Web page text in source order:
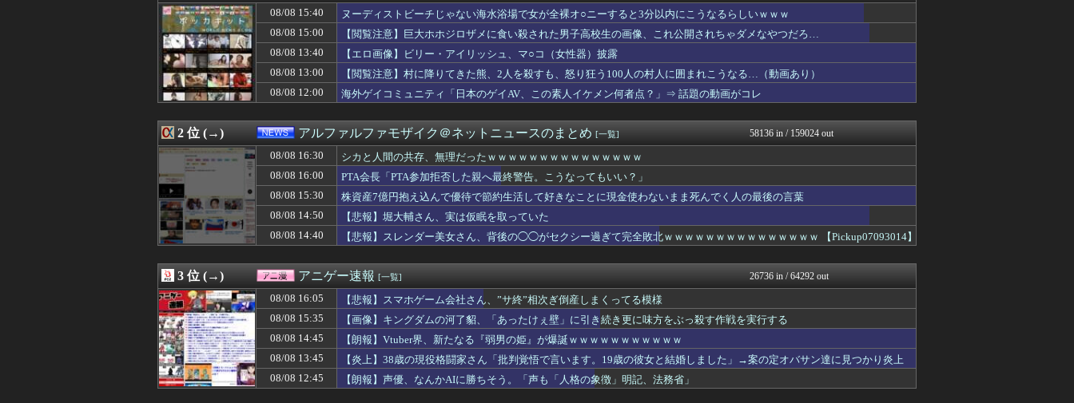
08/08 16:12
嫁の手作りのベビー用品を父が他人にプレゼント。許可を出した俺は嫁から非難轟轟で...
浮気ちゃんねる
08/08 16:11
外国人「東京で謎の動物を見たんだけどコイツの正体分かる？」
海外の万国反応記＠海外の反...
08/08 16:10
【ウマ娘】「もう来週」 なんで今回のLOHこんな早いの
ウマ娘うまぴょい速報
08/08 16:10
【急増】「外国人受け入れ反対」56.3％に わずか2年で20.7ポイント増、東...
08/08 16:10
映画『8番出口』が金曜ロードショーで地上波初放送決定！！8月28日！！
デジタルニューススレッド
08/08 16:10
【画像】美人レースクイーンの透け透けぽっちゃり腹、ヌケる
まとめ芸能＠美女画像まとめ...
08/08 16:10
【画像】女子さん、ヌードデッサンでチ〇コをガン見してしまうｗｗｗwｗｗｗｗｗｗ...
なんJミュージアム
08/08 16:10
左翼市民団体、広島では通用せず「人殺しの汚い足で広島の土を踏むな！」→広島県民...
おーるじゃんる
08/08 16:09
【熊本地震】避難者の食生活、改善急務＝調理できず「パン飽き飽き」―断水なお３万...
資格ちゃんねる
08/08 16:09
【最高】宝鐘マリンの活動3周年を記念した伝説の歌謡祭！多数の豪華ゲスト出演や新...
08/08 16:09
【速報】紫咲シオン
トレンドの通り道
08/08 16:09
ショートスリーパー堀大輔、「寝たほうがいいのでは？のコメントにブチギレ
08/08 16:09
中2男子、野球部の練習中に頭部を強打しCT検査→70代医師「問題ないです」→他...
まとめたニュース
08/08 16:08
【ウマ娘】水着フサパンはギャルママみあって良かったから引く
ウマ娘まとめ超速報！
08/08 16:07
【議論】長文タイトルはダサい？
異世界転生まとめ速報
08/08 16:06
義母が「髪の毛ばかり落ちている」と言うのでベリーショートにした。その後の掃除で...
修羅場ライフ速報
08/08 16:06
カープ大瀬良(2軍) 防御率4.31 WHIP1.39 QS率40%
広島東洋カープまとめブログ...
08/08 16:05
【画像】カノカリ女、あまりにもセックスすぎるグッズにされてしまう
アニチャット
08/08 16:05
【動画】ショートスリーパー「寝たほうがいいよ」の一言にブチギレ・・・
08/08 16:05
【悲報】スマホゲーム会社さん、”サ終”相次ぎ倒産しまくってる模様
アニゲー速報
08/08 16:05
韓国人「現在、日本でとんでもない進化を遂げている韓国料理がこちら…」→「これは...
海外トークログ
08/08 16:05
『MYST』シリーズって正直ADVゲームの最高傑作だよね
08/08 16:05
【画像】デカパイ気象予報士さん、ビキニ姿でダイナマイトボディを解禁wwwwww
女子アナお宝画像速報－5c...
08/08 16:05
【悲報】PTA会長「PTA参加拒否した保護者の方へ。こうなってもいい？」
わんこーる速報！
08/08 16:05
ワイの上司がカラオケでT-BOLANばっかり歌うんやが
08/08 15:40
ヌーディストビーチじゃない海水浴場で女が全裸オ○ニーすると3分以内にこうなるらしいｗｗｗ
08/08 15:00
【閲覧注意】巨大ホホジロザメに食い殺された男子高校生の画像、これ公開されちゃダメなやつだろ…
08/08 13:40
【エロ画像】ビリー・アイリッシュ、マ○コ（女性器）披露
08/08 13:00
【閲覧注意】村に降りてきた熊、2人を殺すも、怒り狂う100人の村人に囲まれこうなる…（動画あり）
08/08 12:00
海外ゲイコミュニティ「日本のゲイAV、この素人イケメン何者点？」⇒ 話題の動画がコレ
2 位 (→) アルファルファモザイク＠ネットニュースのまとめ [一覧] 58136 in / 159024 out
08/08 16:30
シカと人間の共存、無理だったｗｗｗｗｗｗｗｗｗｗｗｗｗｗｗ
08/08 16:00
PTA会長「PTA参加拒否した親へ最終警告。こうなってもいい？」
08/08 15:30
株資産7億円抱え込んで優待で節約生活して好きなことに現金使わないまま死んでく人の最後の言葉
08/08 14:50
【悲報】堀大輔さん、実は仮眠を取っていた
WWWWWWWWWWWWWWWWWWWWWWWWWWWWWWWWWWWWWWWWWW
08/08 14:40 【悲報】スレンダー美女さん、背後の◯◯がセクシー過ぎて完全敗北ｗｗｗｗｗｗｗｗｗｗｗｗｗｗｗ 【Pickup07093014】
3 位 (→) アニゲー速報 [一覧] 26736 in / 64292 out
08/08 16:05
【悲報】スマホゲーム会社さん、”サ終”相次ぎ倒産しまくってる模様
08/08 15:35
【画像】キングダムの河了貂、「あったけぇ壁」に引き続き更に味方をぶっ殺す作戦を実行する
08/08 14:45
【朗報】Vtuber界、新たなる『弱男の姫』が爆誕ｗｗｗｗｗｗｗｗｗｗｗ
08/08 13:45
【炎上】38歳の現役格闘家さん「批判覚悟で言います。19歳の彼女と結婚しました」→案の定オバサン達に見つかり炎上
08/08 12:45
【朗報】声優、なんかAIに勝ちそう。「声も「人格の象徴」明記、法務省」